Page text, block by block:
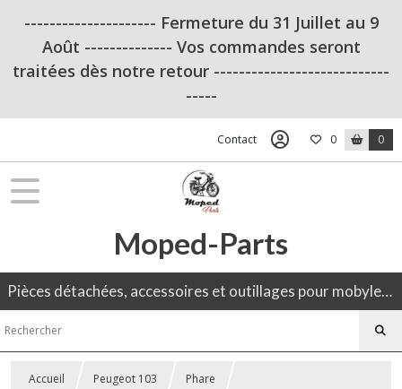
--------------------- Fermeture du 31 Juillet au 9
Août -------------- Vos commandes seront
traitées dès notre retour ----------------------------
-----
Contact 0 0
Moped-Parts
Pièces détachées, accessoires et outillages pour mobylette, 50CC, moto ancienne.
Accueil Peugeot 103 Phare